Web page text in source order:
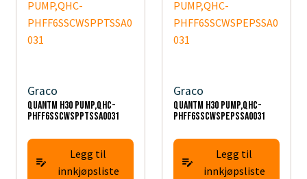
Graco
Quantm h30 PUMP,QHC-
PHFF6SSCWSPPTSSA0031
Legg til
innkjøpsliste
Graco
Quantm h30 PUMP,QHC-
PHFF6SSCWSPEPSSA0031
Legg til
innkjøpsliste